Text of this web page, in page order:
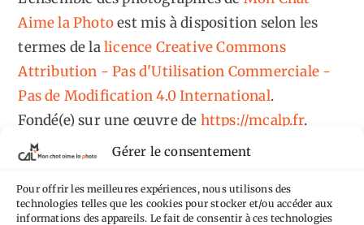
Gérer le consentement
Pour offrir les meilleures expériences, nous utilisons des
technologies telles que les cookies pour stocker et/ou accéder aux
informations des appareils. Le fait de consentir à ces technologies
Aime la Photoest mis à disposition selon les
termes de lalicence Creative Commons
Attribution - Pas d'Utilisation Commerciale -
Pas de Modification 4.0 International.
Fondé(e) sur une œuvre de https://mcalp.fr.